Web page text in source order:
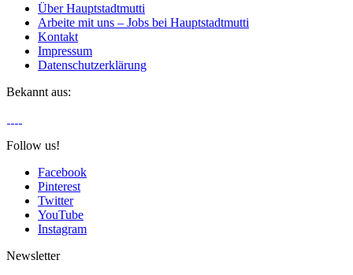
Über Hauptstadtmutti
Arbeite mit uns – Jobs bei Hauptstadtmutti
Kontakt
Impressum
Datenschutzerklärung
Bekannt aus:
Follow us!
Facebook
Pinterest
Twitter
YouTube
Instagram
Newsletter